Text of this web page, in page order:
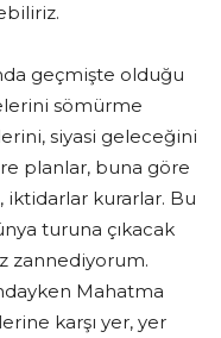
geçmişte olduğu
sömürme
siyasi geleceğini
planlar, buna göre
iktidarlar kurarlar. Bu
turuna çıkacak
zannediyorum.
Mahatma
karşı yer, yer